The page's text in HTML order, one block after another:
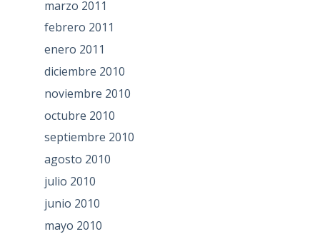
marzo 2011
febrero 2011
enero 2011
diciembre 2010
noviembre 2010
octubre 2010
septiembre 2010
agosto 2010
julio 2010
junio 2010
mayo 2010